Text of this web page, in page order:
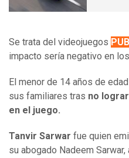
Se trata del videojuegos
impacto sería negativo en
El menor de 14 años de
sus familiares tras no
en el juego.
Tanvir Sarwar fue quien
su abogado Nadeem